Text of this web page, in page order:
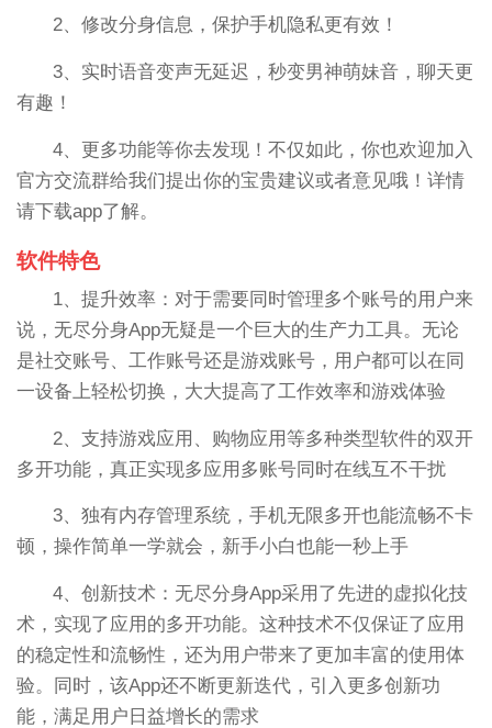
2、修改分身信息，保护手机隐私更有效！
3、实时语音变声无延迟，秒变男神萌妹音，聊天更
有趣！
4、更多功能等你去发现！不仅如此，你也欢迎加入
官方交流群给我们提出你的宝贵建议或者意见哦！详情
请下载app了解。
软件特色
1、提升效率：对于需要同时管理多个账号的用户来
说，无尽分身App无疑是一个巨大的生产力工具。无论
是社交账号、工作账号还是游戏账号，用户都可以在同
一设备上轻松切换，大大提高了工作效率和游戏体验
2、支持游戏应用、购物应用等多种类型软件的双开
多开功能，真正实现多应用多账号同时在线互不干扰
3、独有内存管理系统，手机无限多开也能流畅不卡
顿，操作简单一学就会，新手小白也能一秒上手
4、创新技术：无尽分身App采用了先进的虚拟化技
术，实现了应用的多开功能。这种技术不仅保证了应用
的稳定性和流畅性，还为用户带来了更加丰富的使用体
验。同时，该App还不断更新迭代，引入更多创新功
能，满足用户日益增长的需求